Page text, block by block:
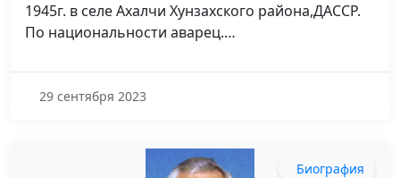
1945г. в селе Ахалчи Хунзахского района,ДАССР.
По национальности аварец.…
29 сентября 2023
Биография